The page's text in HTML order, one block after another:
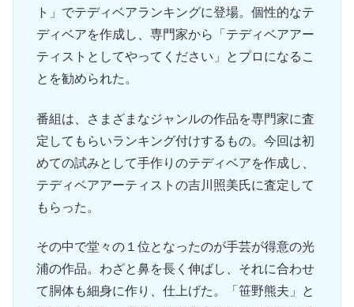
ト」でテディベアランキングに登場。個性的なテ
ディベアを作成し、専門家から「テディベアアー
ティストとしてやってください」とプロになるこ
とを勧められた。
番組は、さまざまなジャンルの作品を専門家に査
定してもらいランキング付けするもの。今回は初
めての試みとして手作りのテディベアを作成し、
テディベアアーティストの吉川照美氏に査定して
もらった。
その中で堂々の１位となったのが手芸が得意の光
浦の作品。わざと鼻を長く伸ばし、それに合わせ
て胴体も細身に作り、仕上げた。「笹野熊夫」と